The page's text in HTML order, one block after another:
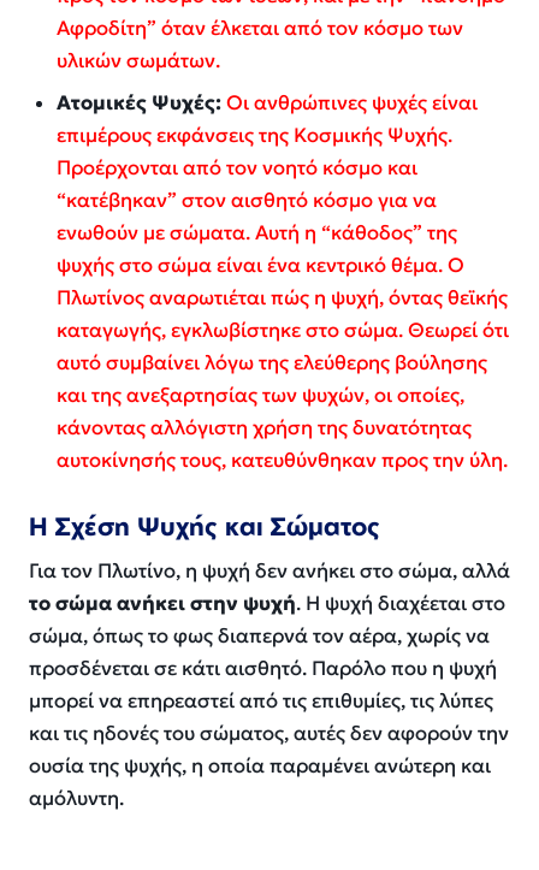
Αφροδίτη” όταν έλκεται από τον κόσμο των
υλικών σωμάτων.
Ατομικές Ψυχές:Οι ανθρώπινες ψυχές είναι
επιμέρους εκφάνσεις της Κοσμικής Ψυχής.
Προέρχονται από τον νοητό κόσμο και
“κατέβηκαν” στον αισθητό κόσμο για να
ενωθούν με σώματα. Αυτή η “κάθοδος” της
ψυχής στο σώμα είναι ένα κεντρικό θέμα. Ο
Πλωτίνος αναρωτιέται πώς η ψυχή, όντας θεϊκής
καταγωγής, εγκλωβίστηκε στο σώμα. Θεωρεί ότι
αυτό συμβαίνει λόγω της ελεύθερης βούλησης
και της ανεξαρτησίας των ψυχών, οι οποίες,
κάνοντας αλλόγιστη χρήση της δυνατότητας
αυτοκίνησής τους, κατευθύνθηκαν προς την ύλη.
Η Σχέση Ψυχής και Σώματος
Για τον Πλωτίνο, η ψυχή δεν ανήκει στο σώμα, αλλά
το σώμα ανήκει στην ψυχή. Η ψυχή διαχέεται στο
σώμα, όπως το φως διαπερνά τον αέρα, χωρίς να
προσδένεται σε κάτι αισθητό. Παρόλο που η ψυχή
μπορεί να επηρεαστεί από τις επιθυμίες, τις λύπες
και τις ηδονές του σώματος, αυτές δεν αφορούν την
ουσία της ψυχής, η οποία παραμένει ανώτερη και
αμόλυντη.